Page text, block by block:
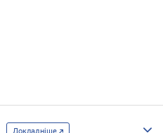
Докладніше